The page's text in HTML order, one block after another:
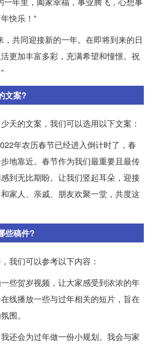
快乐！”
，共同迎接新的一年。在即将到来的日
更加丰富多彩，充满希望和憧憬。祝
文案?
天的文案，我们可以选用以下文案：
年农历春节已经进入倒计时了，春
地靠近。春节作为我们最重要且最传
到无比期盼。让我们竖起耳朵，迎接
家人、亲戚、朋友欢聚一堂，共度这
些稿件?
我们可以参考以下内容：
些贺岁视频，让大家感受到浓浓的年
线播放一些与过年相关的短片，旨在
围。
还会为过年做一份小规划。我会与家